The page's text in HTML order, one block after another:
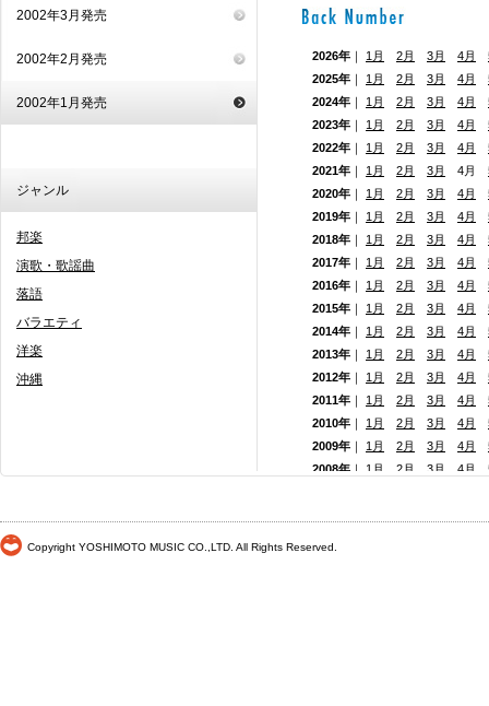
2002年3月発売
2002年2月発売
2002年1月発売
ジャンル
邦楽
演歌・歌謡曲
落語
バラエティ
洋楽
沖縄
2026年 ｜ 1月 2月 3月 4月
2025年 ｜ 1月 2月 3月 4月
2024年 ｜ 1月 2月 3月 4月
2023年 ｜ 1月 2月 3月 4月
2022年 ｜ 1月 2月 3月 4月
2021年 ｜ 1月 2月 3月 4月
2020年 ｜ 1月 2月 3月 4月
2019年 ｜ 1月 2月 3月 4月
2018年 ｜ 1月 2月 3月 4月
2017年 ｜ 1月 2月 3月 4月
2016年 ｜ 1月 2月 3月 4月
2015年 ｜ 1月 2月 3月 4月
2014年 ｜ 1月 2月 3月 4月
2013年 ｜ 1月 2月 3月 4月
2012年 ｜ 1月 2月 3月 4月
2011年 ｜ 1月 2月 3月 4月
2010年 ｜ 1月 2月 3月 4月
2009年 ｜ 1月 2月 3月 4月
2008年 ｜ 1月 2月 3月 4月
Copyright YOSHIMOTO MUSIC CO.,LTD. All Rights Reserved.